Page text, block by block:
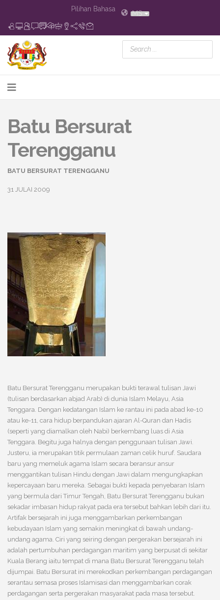
Pilihan Bahasa
MS
Batu Bersurat
Terengganu
BATU BERSURAT TERENGGANU
31 JULAI 2009
Batu Bersurat Terengganu merupakan bukti terawal tulisan Jawi
(tulisan berdasarkan abjad Arab) di dunia Islam Melayu, Asia
Tenggara. Dengan kedatangan Islam ke rantau ini pada abad ke-10
atau ke-11, cara hidup berpandukan ajaran Al-Quran dan Hadis
(seperti yang diamalkan oleh Nabi) berkembang luas di Asia
Tenggara. Begitu juga halnya dengan penggunaan tulisan Jawi.
Justeru, ia merupakan titik permulaan zaman celik huruf. Saudara
baru yang memeluk agama Islam secara beransur ansur
menggantikan tulisan Hindu dengan Jawi dalam mengungkapkan
kepercayaan baru mereka. Sebagai bukti kepada penyebaran Islam
yang bermula dari Timur Tengah, Batu Bersurat Terengganu bukan
sekadar imbasan hidup rakyat pada era tersebut bahkan lebih dari itu.
Artifak bersejarah ini juga menggambarkan perkembangan
kebudayaan Islam yang semakin meningkat di bawah undang-
undang agama. Ciri yang seiring dengan pergerakan bersejarah ini
adalah pertumbuhan perdagangan maritim yang berpusat di sekitar
Kuala Berang iaitu tempat di mana Batu Bersurat Terengganu telah
dijumpai. Batu Bersurat ini merekodkan perkembangan perdagangan
serantau semasa proses Islamisasi dan menggambarkan corak
perdagangan serta pergerakan masyarakat pada masa tersebut.